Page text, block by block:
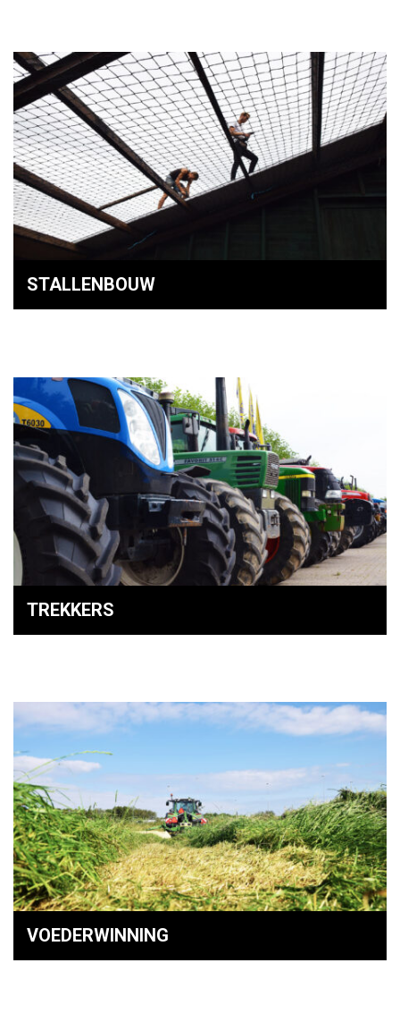
STALLENBOUW
TREKKERS
VOEDERWINNING